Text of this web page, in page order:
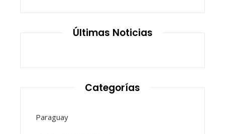
Últimas Noticias
Categorías
Paraguay